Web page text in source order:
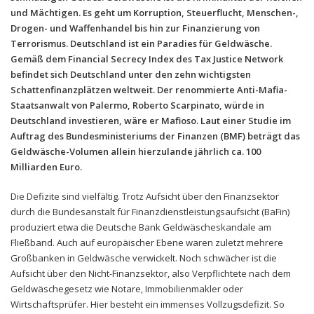
und Mächtigen. Es geht um Korruption, Steuerflucht, Menschen-,
Drogen- und Waffenhandel bis hin zur Finanzierung von
Terrorismus. Deutschland ist ein Paradies für Geldwäsche.
Gemäß dem Financial Secrecy Index des Tax Justice Network
befindet sich Deutschland unter den zehn wichtigsten
Schattenfinanzplätzen weltweit. Der renommierte Anti-Mafia-
Staatsanwalt von Palermo, Roberto Scarpinato, würde in
Deutschland investieren, wäre er Mafioso. Laut einer Studie im
Auftrag des Bundesministeriums der Finanzen (BMF) beträgt das
Geldwäsche-Volumen allein hierzulande jährlich ca. 100
Milliarden Euro.
Die Defizite sind vielfältig. Trotz Aufsicht über den Finanzsektor
durch die Bundesanstalt für Finanzdienstleistungsaufsicht (BaFin)
produziert etwa die Deutsche Bank Geldwäscheskandale am
Fließband. Auch auf europäischer Ebene waren zuletzt mehrere
Großbanken in Geldwäsche verwickelt. Noch schwächer ist die
Aufsicht über den Nicht-Finanzsektor, also Verpflichtete nach dem
Geldwäschegesetz wie Notare, Immobilienmakler oder
Wirtschaftsprüfer. Hier besteht ein immenses Vollzugsdefizit. So